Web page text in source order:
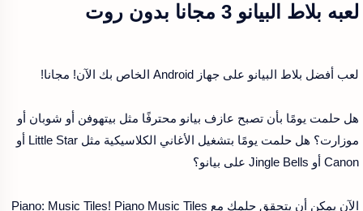
لعبه بلاط البيانو 3 مجانا بدون روت
لعب أفضل بلاط البيانو على جهاز Android الخاص بك الآن! مجانا!
هل حلمت يومًا بأن تصبح عازف بيانو محترفًا مثل بيتهوفن أو شوبان أو
موزارت؟ هل حلمت يومًا بتشغيل الأغاني الكلاسيكية مثل Little Star أو
Canon أو Jingle Bells على بيانو؟
الآن يمكن أن يتحقق حلمك مع Piano: Music Tiles! Piano Music Tiles